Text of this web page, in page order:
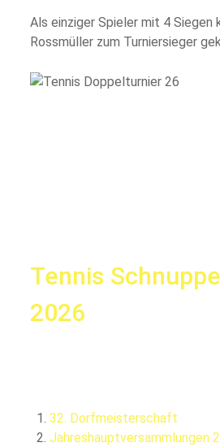
Als einziger Spieler mit 4 Siegen
Rossmüller zum Turniersieger
Tennis
2026
32. Dorfmeisterschaft
Jahreshauptversammlungen